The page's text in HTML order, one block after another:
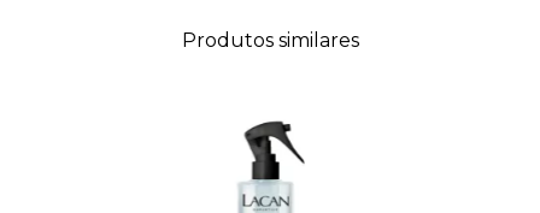
Produtos similares